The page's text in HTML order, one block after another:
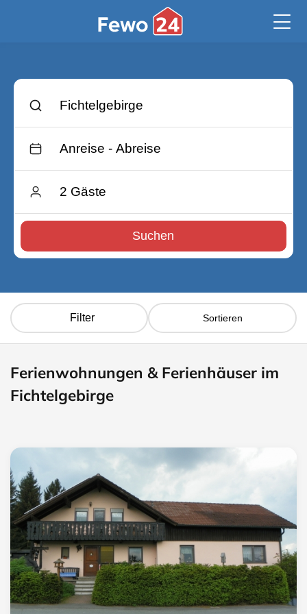
Suchen
Filter Sortieren
Ferienwohnungen & Ferienhäuser im
Fichtelgebirge